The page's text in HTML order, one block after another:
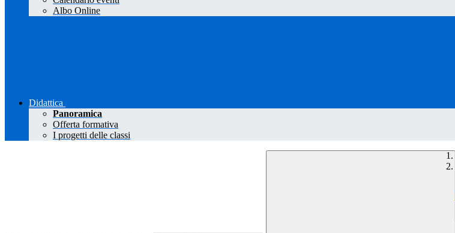
Albo Online
Didattica
Panoramica
Offerta formativa
I progetti delle classi